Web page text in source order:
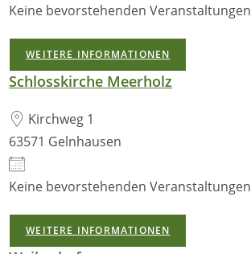
Keine bevorstehenden Veranstaltungen
WEITERE INFORMATIONEN
Schlosskirche Meerholz
Kirchweg 1
63571 Gelnhausen
Keine bevorstehenden Veranstaltungen
WEITERE INFORMATIONEN